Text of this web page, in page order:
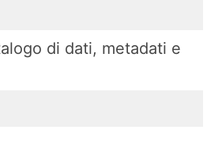
di dati, metadati e